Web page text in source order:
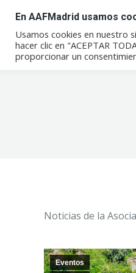
Noticias de la
Eventos
En AAFMadrid usamos
Usamos cookies en nuestro
hacer clic en "ACEPTAR
proporcionar un